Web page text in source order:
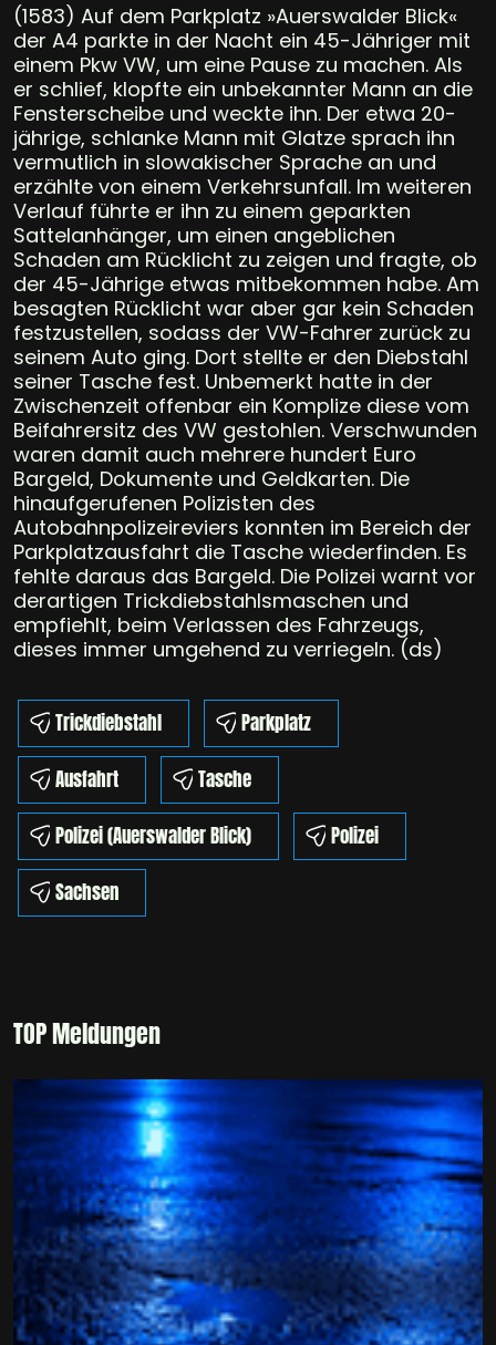
(1583) Auf dem Parkplatz »Auerswalder Blick«
der A4 parkte in der Nacht ein 45-Jähriger mit
einem Pkw VW, um eine Pause zu machen. Als
er schlief, klopfte ein unbekannter Mann an die
Fensterscheibe und weckte ihn. Der etwa 20-
jährige, schlanke Mann mit Glatze sprach ihn
vermutlich in slowakischer Sprache an und
erzählte von einem Verkehrsunfall. Im weiteren
Verlauf führte er ihn zu einem geparkten
Sattelanhänger, um einen angeblichen
Schaden am Rücklicht zu zeigen und fragte, ob
der 45-Jährige etwas mitbekommen habe. Am
besagten Rücklicht war aber gar kein Schaden
festzustellen, sodass der VW-Fahrer zurück zu
seinem Auto ging. Dort stellte er den Diebstahl
seiner Tasche fest. Unbemerkt hatte in der
Zwischenzeit offenbar ein Komplize diese vom
Beifahrersitz des VW gestohlen. Verschwunden
waren damit auch mehrere hundert Euro
Bargeld, Dokumente und Geldkarten. Die
hinaufgerufenen Polizisten des
Autobahnpolizeireviers konnten im Bereich der
Parkplatzausfahrt die Tasche wiederfinden. Es
fehlte daraus das Bargeld. Die Polizei warnt vor
derartigen Trickdiebstahlsmaschen und
empfiehlt, beim Verlassen des Fahrzeugs,
dieses immer umgehend zu verriegeln. (ds)
Trickdiebstahl
Parkplatz
Ausfahrt
Tasche
Polizei (Auerswalder Blick)
Polizei
Sachsen
TOP Meldungen